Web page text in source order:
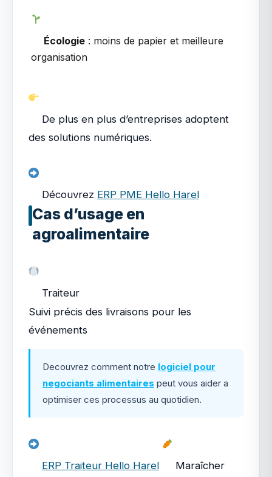
Écologie : moins de papier et meilleure
organisation
De plus en plus d’entreprises adoptent
des solutions numériques.
Découvrez ERP PME Hello Harel
Cas d’usage en
agroalimentaire
Traiteur
Suivi précis des livraisons pour les
événements
Decouvrez comment notre logiciel pour
negociants alimentaires peut vous aider a
optimiser ces processus au quotidien.
ERP Traiteur Hello Harel
Maraîcher